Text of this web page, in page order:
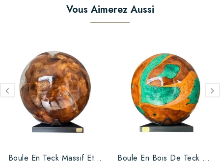
Vous Aimerez Aussi
Boule En Teck Massif Et... Boule En Bois De Teck Et...